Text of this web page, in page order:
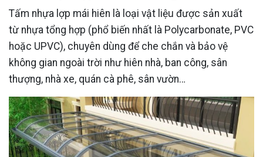
Tấm nhựa lợp mái hiên là loại vật liệu được sản xuất
từ nhựa tổng hợp (phổ biến nhất là Polycarbonate, PVC
hoặc UPVC), chuyên dùng để che chắn và bảo vệ
không gian ngoài trời như hiên nhà, ban công, sân
thượng, nhà xe, quán cà phê, sân vườn…